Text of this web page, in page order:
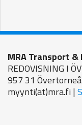
MRA Transport &
REDOVISNING I
957 31
myynti(at)mra.fi |